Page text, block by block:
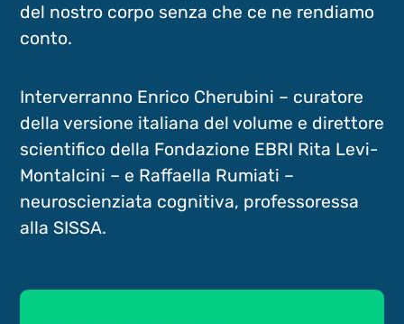
del nostro corpo senza che ce ne rendiamo
conto.
Interverranno Enrico Cherubini – curatore
della versione italiana del volume e direttore
scientifico della Fondazione EBRI Rita Levi-
Montalcini – e Raffaella Rumiati –
neuroscienziata cognitiva, professoressa
alla SISSA.